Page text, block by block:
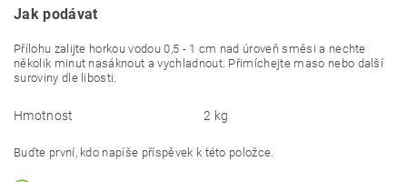
Jak podávat
Přílohu zalijte horkou vodou 0,5 - 1 cm nad úroveň směsi a nechte
několik minut nasáknout a vychladnout. Přimíchejte maso nebo další
suroviny dle libosti.
Hmotnost 2 kg
Buďte první, kdo napíše příspěvek k této položce.